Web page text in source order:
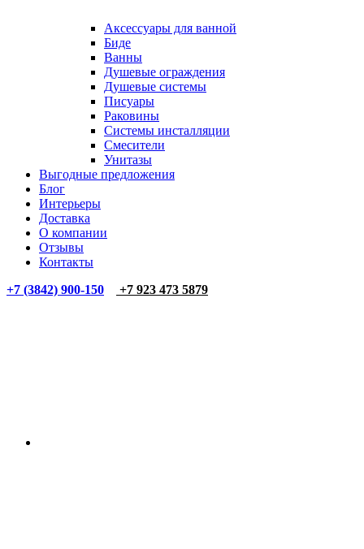
Аксессуары для ванной
Биде
Ванны
Душевые ограждения
Душевые системы
Писуары
Раковины
Системы инсталляции
Смесители
Унитазы
Выгодные предложения
Блог
Интерьеры
Доставка
О компании
Отзывы
Контакты
+7 (3842) 900-150
+7 923 473 5879